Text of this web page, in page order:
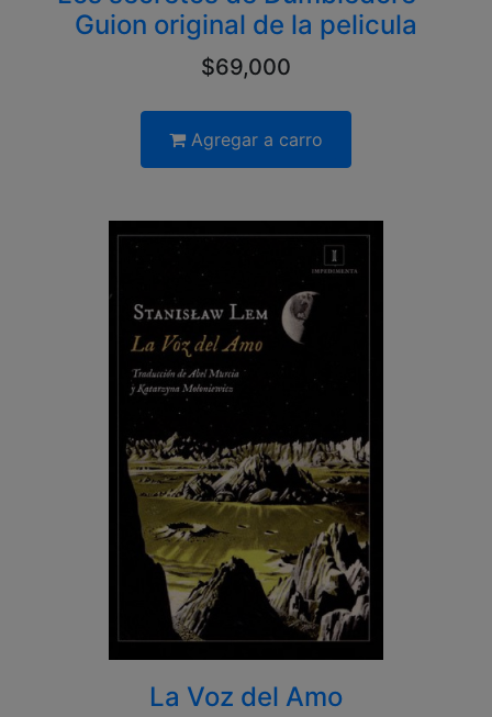
Guion original de la pelicula
$69,000
Agregar a carro
La Voz del Amo